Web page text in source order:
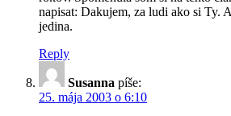
napisat: Dakujem, za ludi ako si Ty.
jedina.
Reply
Susanna píše:
25. mája 2003 o 6:10